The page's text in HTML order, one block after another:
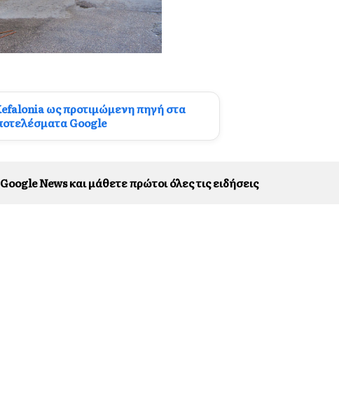
ως προτιμώμενη πηγή στα
Google
News και μάθετε πρώτοι όλες τις ειδήσεις